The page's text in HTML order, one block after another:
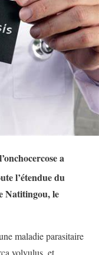
a
l’étendue du
Natitingou, le
maladie parasitaire
volvulus, et